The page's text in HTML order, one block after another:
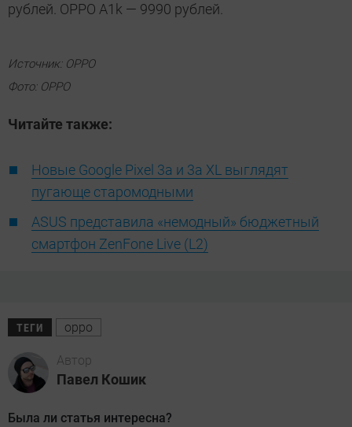
рублей. OPPO A1k — 9990 рублей.
Источник: OPPO
Фото: OPPO
Читайте также:
Новые Google Pixel 3a и 3a XL выглядят
пугающе старомодными
ASUS представила «немодный» бюджетный
смартфон ZenFone Live (L2)
ТЕГИ oppo
Автор
Павел Кошик
Была ли статья интересна?